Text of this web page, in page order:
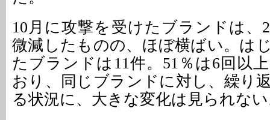
10月に攻撃を受けたブランドは、
微減したものの、ほぼ横ばい。は
たブランドは11件。51％は6回以
おり、同じブランドに対し、繰り
る状況に、大きな変化は見られな